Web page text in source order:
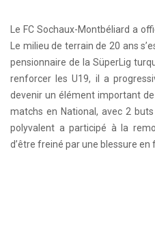
Le FC Sochaux-Montbéliard a
Le milieu de terrain de 20 ans
pensionnaire de la SüperLig
renforcer les U19, il a
devenir un élément important
matchs en National, avec 2
polyvalent a participé à la
d’être freiné par une blessure en